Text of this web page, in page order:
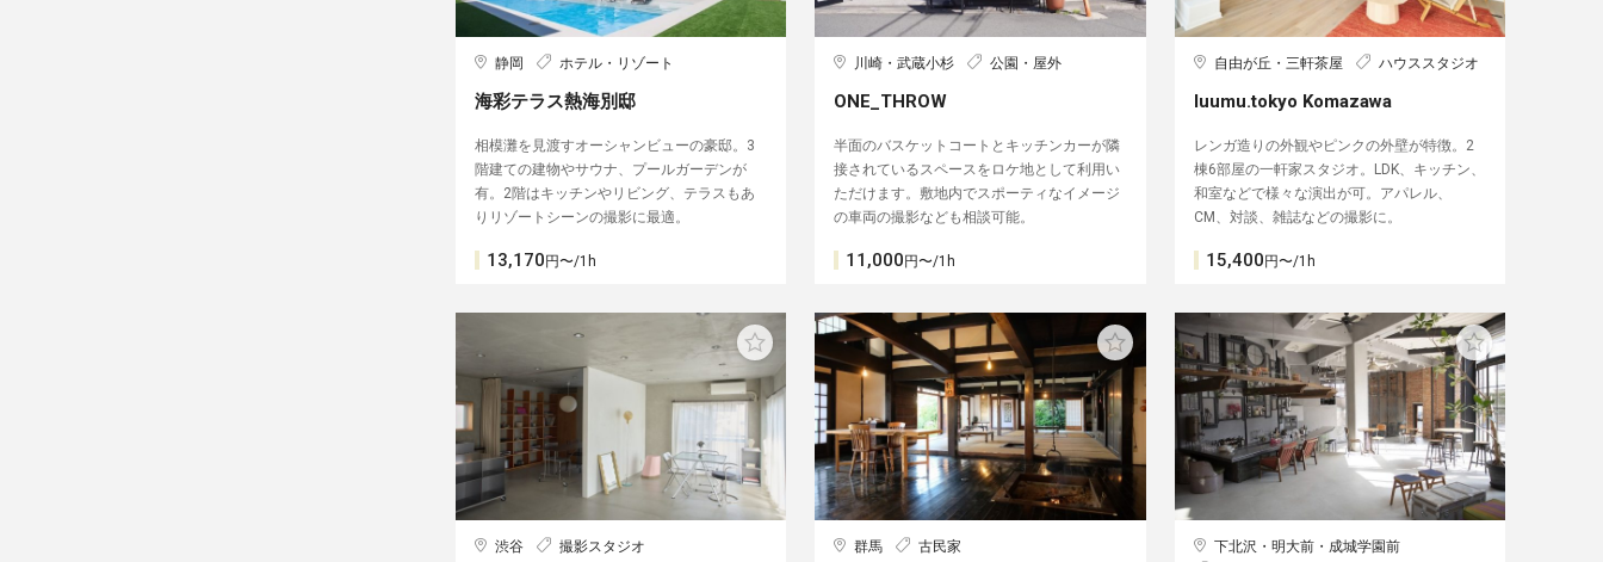
静岡 ホテル・リゾート
海彩テラス熱海別邸
相模灘を見渡すオーシャンビューの豪邸︎。3
階建ての建物やサウナ、プールガーデンが
有。2階はキッチンやリビング、テラスもあ
りリゾートシーンの撮影に最適。
13,170円〜/1h
川崎・武蔵小杉 公園・屋外
ONE_THROW
半面のバスケットコートとキッチンカーが隣
接されているスペースをロケ地として利用い
ただけます。敷地内でスポーティなイメージ
の車両の撮影なども相談可能。
11,000円〜/1h
自由が丘・三軒茶屋 ハウススタジオ
luumu.tokyo Komazawa
レンガ造りの外観やピンクの外壁が特徴。2
棟6部屋の一軒家スタジオ。LDK、キッチン、
和室などで様々な演出が可。アパレル、
CM、対談、雑誌などの撮影に。
15,400円〜/1h
渋谷 撮影スタジオ 群馬 古民家
下北沢・明大前・成城学園前